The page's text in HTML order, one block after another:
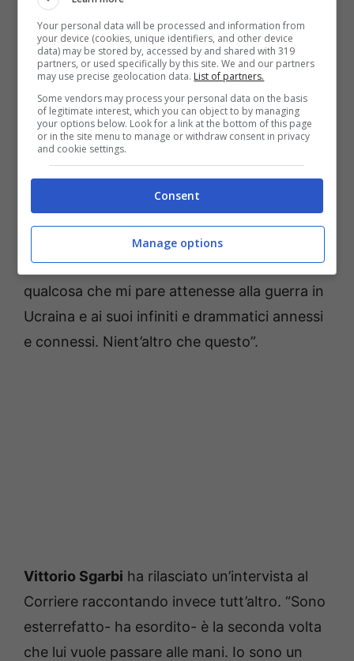
Mughini e Sgarbi
raccontano le loro verità
raccontando la sua versione dei fatti: “Caro
Dago, le foto che hai pubblicato su quanto
avvenuto tra me e Vittorio al Teatro Parioli
non danno conto di quanto è realmente è
avvenuto.Tra noi due s’è solo trattato di
diverse sfumature di pensiero e di parola, e
semmai di tono della voce,quanto a
qualcosa che mi pare attenesse alla guerra in
Ucraina e ai suoi infiniti e drammatici annessi
e connessi. Nient’altro che questo”.
Vittorio Sgarbi ha rilasciato un’intervista al
Corriere raccontando invece tutt’altro. “Sono
esterrefatto- ha esordito- è la seconda volta
che lui vuole passare alle mani. Io sono un
Your personal data will be processed and information from
your device (cookies, unique identifiers, and other device
data) may be stored by, accessed by and shared with 319
partners, or used specifically by this site. We and our partners
may use precise geolocation data. List of partners.
Some vendors may process your personal data on the basis
of legitimate interest, which you can object to by managing
your options below. Look for a link at the bottom of this page
or in the site menu to manage or withdraw consent in privacy
and cookie settings.
Consent
Manage options